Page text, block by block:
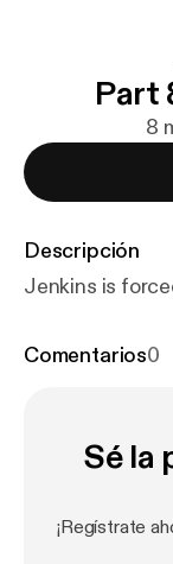
Part
8
Descripción
Jenkins is
Comentarios0
Sé la
¡Regístrate